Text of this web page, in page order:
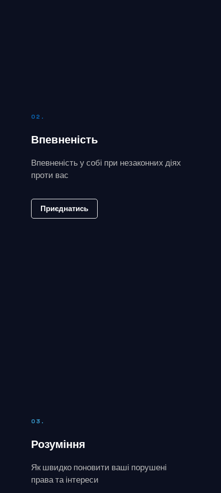
02.
Впевненість
Впевненість у собі при незаконних діях
проти вас
Приєднатись
03.
Розуміння
Як швидко поновити ваші порушені
права та інтереси